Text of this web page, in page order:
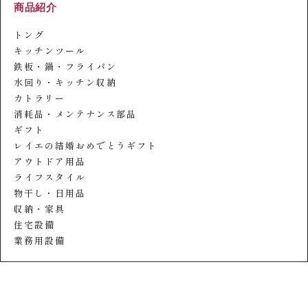
商品紹介
トング
キッチンツール
鉄板・鍋・フライパン
水回り・キッチン収納
カトラリー
消耗品・メンテナンス部品
ギフト
レイエの結婚おめでとうギフト
アウトドア用品
ライフスタイル
物干し・日用品
収納・家具
住宅設備
業務用設備